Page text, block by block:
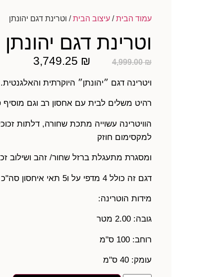
עמוד הבית/ עיצוב הבית/ וטרינת דגם יהונתן
וטרינת דגם יהונתן
4,999.00₪
3,749.25 ₪
ויטרינה דגם ״יהונתן״ היוקרתית והאלגנטית.
רהיט משלים לבית עם אחסון רב וגם מוסיף
הוויטרינה עשוייה מתכת שחורה, דלתות
למקסימום חוזק
ומסגרת מתעגלת ברזל שחור/ זהב ושילוב
דגם זה כולל 4 מדפי על ו5 תאי איחסון סה"כ עמידים ואיכותיים.
מידות הוטרינה:
גובה: 2.00 מטר
רוחב: 100 ס"מ
עומק: 40 ס"מ